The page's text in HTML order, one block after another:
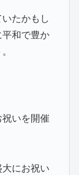
たかもし
和で豊か
いを開催
にお祝い